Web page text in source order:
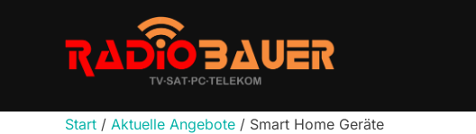
Start / Aktuelle Angebote / Smart Home Geräte